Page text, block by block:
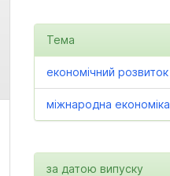
Тема
економічний розвиток
міжнародна економіка
за датою випуску